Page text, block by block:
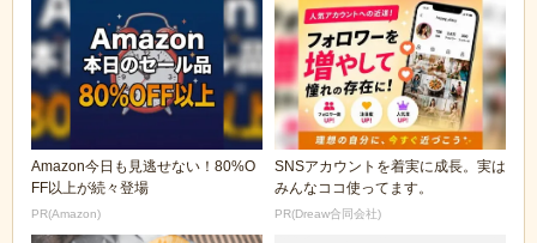
Amazon今日も見逃せない！80%O
FF以上が続々登場
PR(Amazon)
SNSアカウントを着実に成長。実は
みんなココ使ってます。
PR(Dreaw合同会社)